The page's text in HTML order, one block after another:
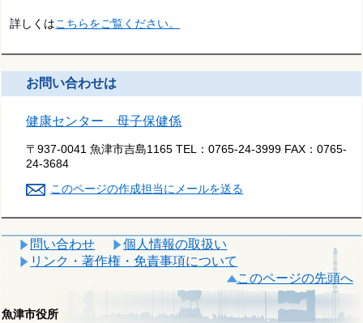
詳しくはこちらをご覧ください。
お問い合わせは
健康センター 母子保健係
〒937-0041 魚津市吉島1165 TEL：0765-24-3999 FAX：0765-
24-3684
このページの作成担当にメールを送る
問い合わせ
個人情報の取扱い
リンク・著作権・免責事項について
このページの先頭へ
魚津市役所